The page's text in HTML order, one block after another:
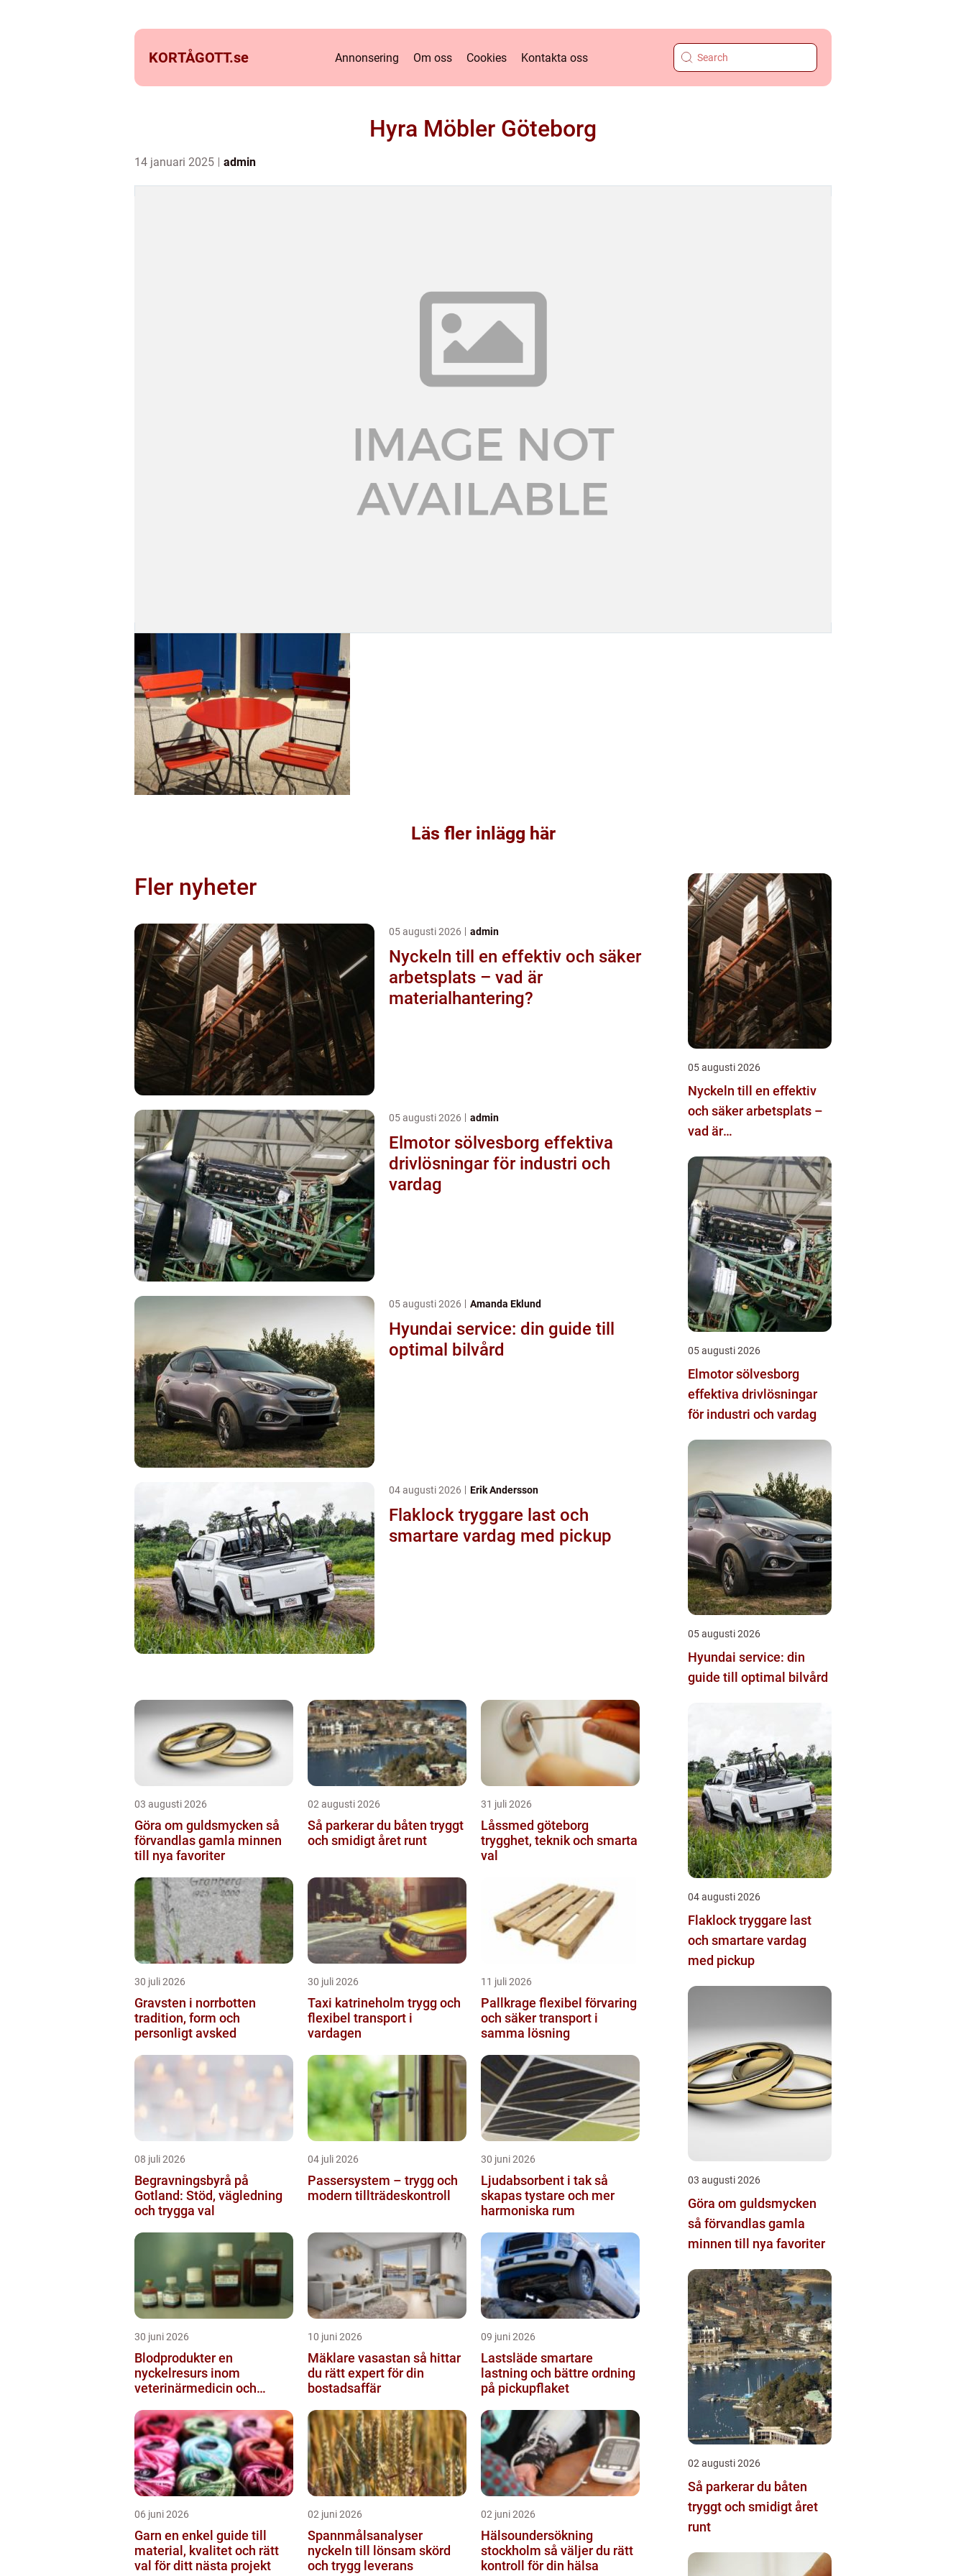
KORTÅGOTT.se Annonsering Om oss Cookies Kontakta oss
Hyra Möbler Göteborg
14 januari 2025 admin
Läs fler inlägg här
Fler nyheter
05 augusti 2026 admin
Nyckeln till en effektiv och säker
arbetsplats – vad är
materialhantering?
05 augusti 2026 admin
Elmotor sölvesborg effektiva
drivlösningar för industri och
vardag
05 augusti 2026 Amanda Eklund
Hyundai service: din guide till
optimal bilvård
04 augusti 2026 Erik Andersson
Flaklock tryggare last och
smartare vardag med pickup
03 augusti 2026
Göra om guldsmycken så
förvandlas gamla minnen
till nya favoriter
02 augusti 2026
Så parkerar du båten tryggt
och smidigt året runt
31 juli 2026
Låssmed göteborg
trygghet, teknik och smarta
val
30 juli 2026
Gravsten i norrbotten
tradition, form och
personligt avsked
30 juli 2026
Taxi katrineholm trygg och
flexibel transport i
vardagen
11 juli 2026
Pallkrage flexibel förvaring
och säker transport i
samma lösning
08 juli 2026
Begravningsbyrå på
Gotland: Stöd, vägledning
och trygga val
04 juli 2026
Passersystem – trygg och
modern tillträdeskontroll
30 juni 2026
Ljudabsorbent i tak så
skapas tystare och mer
harmoniska rum
30 juni 2026
Blodprodukter en
nyckelresurs inom
veterinärmedicin och
10 juni 2026
Mäklare vasastan så hittar
du rätt expert för din
bostadsaffär
09 juni 2026
Lastsläde smartare
lastning och bättre ordning
på pickupflaket
06 juni 2026
Garn en enkel guide till
material, kvalitet och rätt
val för ditt nästa projekt
02 juni 2026
Spannmålsanalyser
nyckeln till lönsam skörd
och trygg leverans
02 juni 2026
Hälsoundersökning
stockholm så väljer du rätt
kontroll för din hälsa
05 augusti 2026
Nyckeln till en effektiv
och säker arbetsplats –
vad är
05 augusti 2026
Elmotor sölvesborg
effektiva drivlösningar
för industri och vardag
05 augusti 2026
Hyundai service: din
guide till optimal bilvård
04 augusti 2026
Flaklock tryggare last
och smartare vardag
med pickup
03 augusti 2026
Göra om guldsmycken
så förvandlas gamla
minnen till nya favoriter
02 augusti 2026
Så parkerar du båten
tryggt och smidigt året
runt